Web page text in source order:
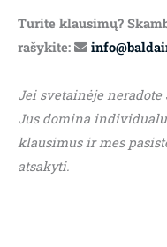
Turite klausimų?
rašykite:
Jei svetainėje
Jus domina
klausimus ir mes
atsakyti.